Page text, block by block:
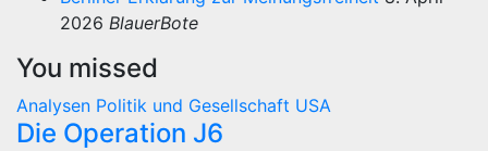
2026 BlauerBote
You missed
Analysen Politik und Gesellschaft USA
Die Operation J6